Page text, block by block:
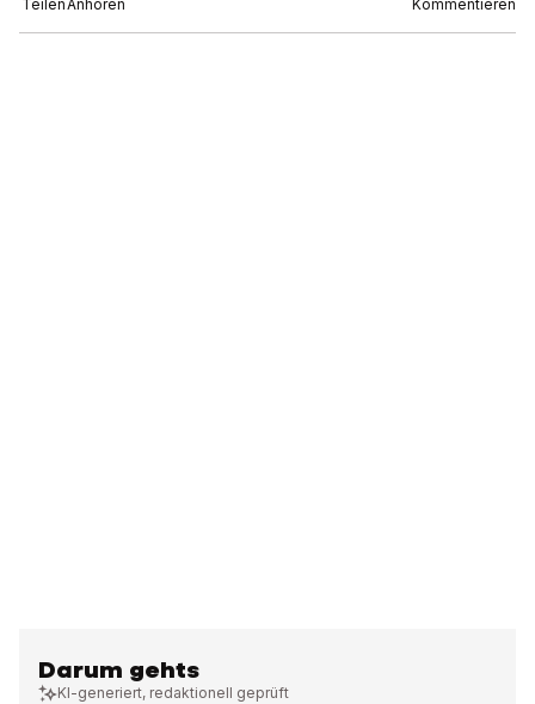
TeilenAnhören Kommentieren
Darum gehts
KI-generiert, redaktionell geprüft